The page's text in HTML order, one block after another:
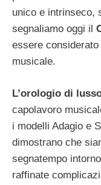
unico e intrinseco,
segnaliamo oggi il
essere
musicale.
L’orologio di
capolavoro
i modelli Adagio e
dimostrano che
segnatempo
raffinate